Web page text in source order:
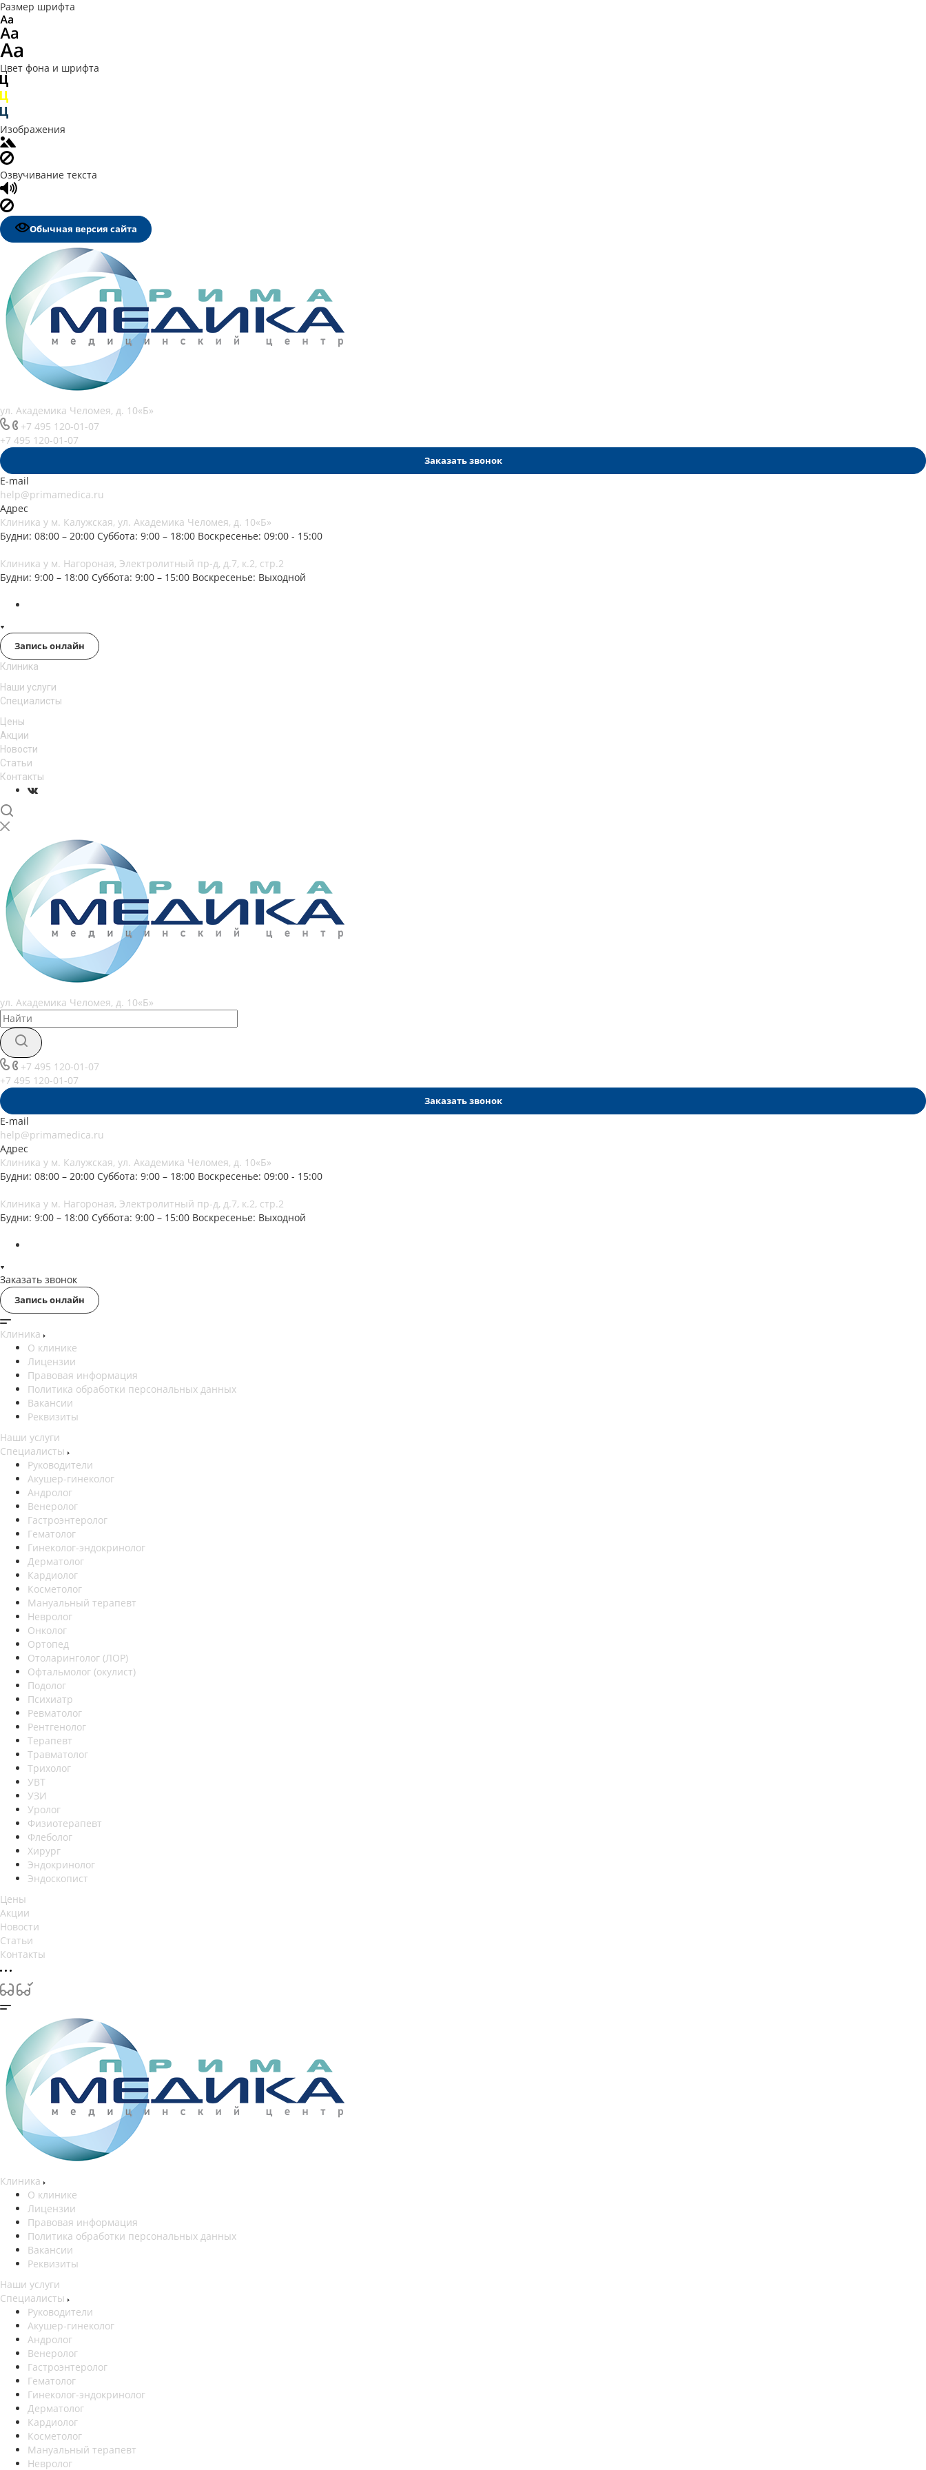
Размер шрифта
Цвет фона и шрифта
Изображения
Озвучивание текста
Обычная версия сайта
ул. Академика Челомея, д. 10«Б»
+7 495 120-01-07
+7 495 120-01-07
Заказать звонок
E-mail
help@primamedica.ru
Адрес
Клиника у м. Калужская, ул. Академика Челомея, д. 10«Б»
Будни: 08:00 – 20:00 Суббота: 9:00 – 18:00 Воскресенье: 09:00 - 15:00
Клиника у м. Нагороная, Электролитный пр-д, д.7, к.2, стр.2
Будни: 9:00 – 18:00 Суббота: 9:00 – 15:00 Воскресенье: Выходной
Запись онлайн
Клиника
Наши услуги
Специалисты
Цены
Акции
Новости
Статьи
Контакты
ул. Академика Челомея, д. 10«Б»
+7 495 120-01-07
+7 495 120-01-07
Заказать звонок
E-mail
help@primamedica.ru
Адрес
Клиника у м. Калужская, ул. Академика Челомея, д. 10«Б»
Будни: 08:00 – 20:00 Суббота: 9:00 – 18:00 Воскресенье: 09:00 - 15:00
Клиника у м. Нагороная, Электролитный пр-д, д.7, к.2, стр.2
Будни: 9:00 – 18:00 Суббота: 9:00 – 15:00 Воскресенье: Выходной
Заказать звонок
Запись онлайн
Клиника
О клинике
Лицензии
Правовая информация
Политика обработки персональных данных
Вакансии
Реквизиты
Наши услуги
Специалисты
Руководители
Акушер-гинеколог
Андролог
Венеролог
Гастроэнтеролог
Гематолог
Гинеколог-эндокринолог
Дерматолог
Кардиолог
Косметолог
Мануальный терапевт
Невролог
Онколог
Ортопед
Отоларинголог (ЛОР)
Офтальмолог (окулист)
Подолог
Психиатр
Ревматолог
Рентгенолог
Терапевт
Травматолог
Трихолог
УВТ
УЗИ
Уролог
Физиотерапевт
Флеболог
Хирург
Эндокринолог
Эндоскопист
Цены
Акции
Новости
Статьи
Контакты
Клиника
О клинике
Лицензии
Правовая информация
Политика обработки персональных данных
Вакансии
Реквизиты
Наши услуги
Специалисты
Руководители
Акушер-гинеколог
Андролог
Венеролог
Гастроэнтеролог
Гематолог
Гинеколог-эндокринолог
Дерматолог
Кардиолог
Косметолог
Мануальный терапевт
Невролог